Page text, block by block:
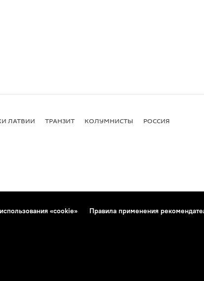
ЛАТВИИ ТРАНЗИТ КОЛУМНИСТЫ РОССИЯ
«cookie»
Правила применения